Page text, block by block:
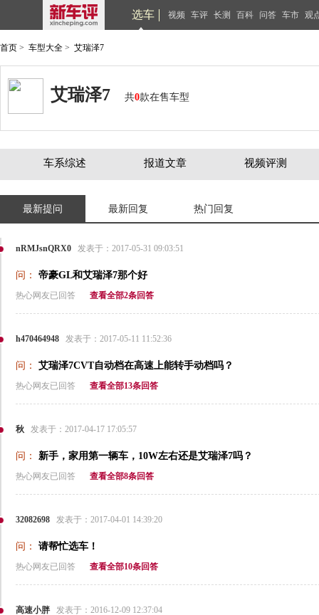
选车 视频 车评 长测 百科 问答 车市 观
首页 > 车型大全 > 艾瑞泽7
艾瑞泽7 共0款在售车型
车系综述 报道文章 视频评测
最新提问 最新回复 热门回复
nRMJsnQRX0 发表于：2017-05-31 09:03:51
问： 帝豪GL和艾瑞泽7那个好
热心网友已回答 查看全部2条回答
h470464948 发表于：2017-05-11 11:52:36
问： 艾瑞泽7CVT自动档在高速上能转手动档吗？
热心网友已回答 查看全部13条回答
秋 发表于：2017-04-17 17:05:57
问： 新手，家用第一辆车，10W左右还是艾瑞泽7吗？
热心网友已回答 查看全部8条回答
32082698 发表于：2017-04-01 14:39:20
问： 请帮忙选车！
热心网友已回答 查看全部10条回答
高速小胖发表于：2016-12-09 12:37:04